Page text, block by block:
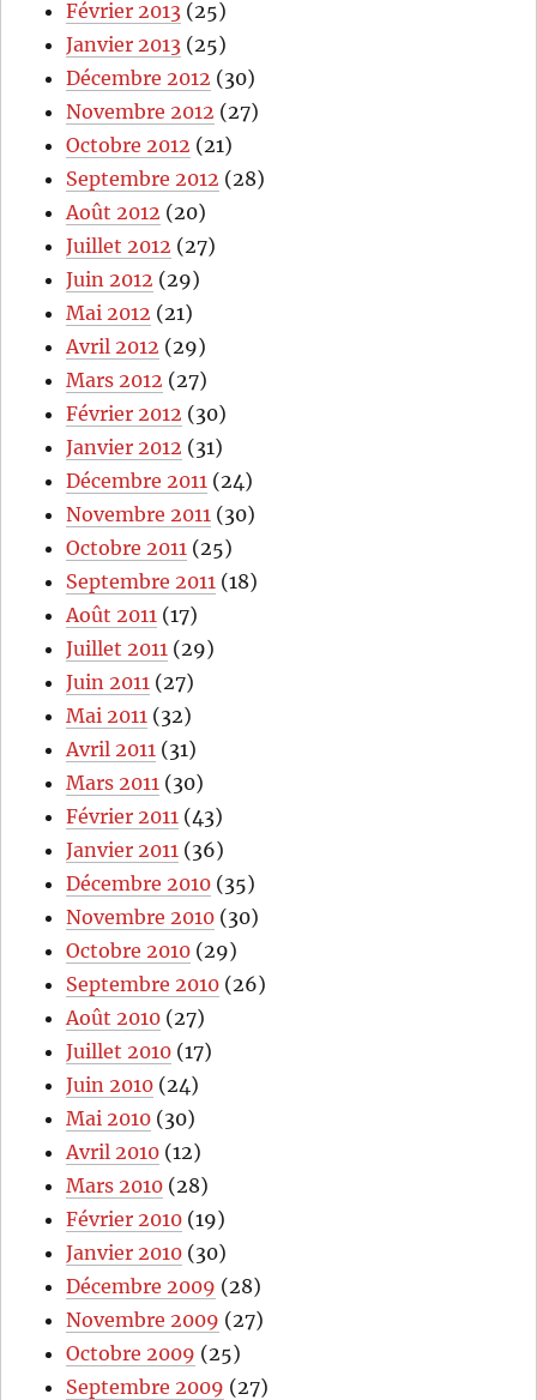
Février 2013 (25)
Janvier 2013 (25)
Décembre 2012 (30)
Novembre 2012 (27)
Octobre 2012 (21)
Septembre 2012 (28)
Août 2012 (20)
Juillet 2012 (27)
Juin 2012 (29)
Mai 2012 (21)
Avril 2012 (29)
Mars 2012 (27)
Février 2012 (30)
Janvier 2012 (31)
Décembre 2011 (24)
Novembre 2011 (30)
Octobre 2011 (25)
Septembre 2011 (18)
Août 2011 (17)
Juillet 2011 (29)
Juin 2011 (27)
Mai 2011 (32)
Avril 2011 (31)
Mars 2011 (30)
Février 2011 (43)
Janvier 2011 (36)
Décembre 2010 (35)
Novembre 2010 (30)
Octobre 2010 (29)
Septembre 2010 (26)
Août 2010 (27)
Juillet 2010 (17)
Juin 2010 (24)
Mai 2010 (30)
Avril 2010 (12)
Mars 2010 (28)
Février 2010 (19)
Janvier 2010 (30)
Décembre 2009 (28)
Novembre 2009 (27)
Octobre 2009 (25)
Septembre 2009 (27)